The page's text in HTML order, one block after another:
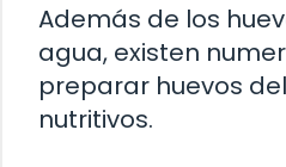
Además de los
agua, existen
preparar huevos
nutritivos.